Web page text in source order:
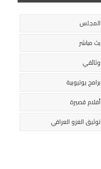
المجلس
بث مباشر
وثائقي
برامج يوتيوبية
أفلام قصيرة
توثيق الغزو العراقي